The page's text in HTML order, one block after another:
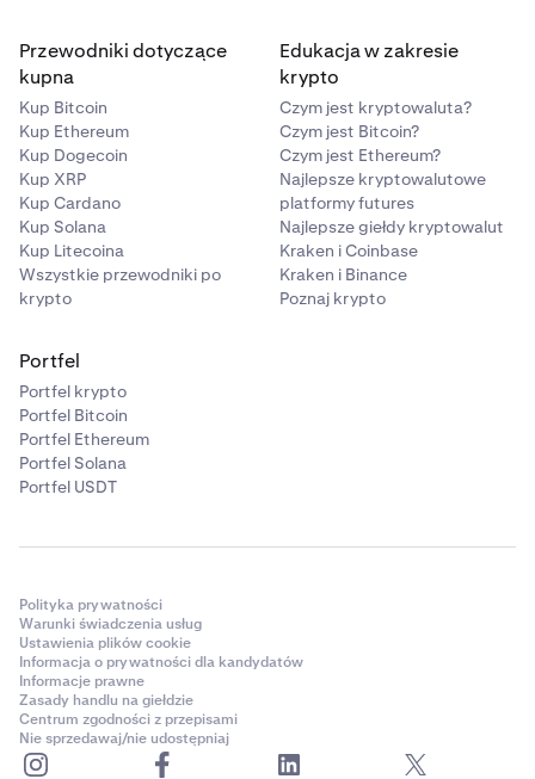
Przewodniki dotyczące
kupna
Kup Bitcoin
Kup Ethereum
Kup Dogecoin
Kup XRP
Kup Cardano
Kup Solana
Kup Litecoina
Wszystkie przewodniki po
krypto
Edukacja w zakresie
krypto
Czym jest kryptowaluta?
Czym jest Bitcoin?
Czym jest Ethereum?
Najlepsze kryptowalutowe
platformy futures
Najlepsze giełdy kryptowalut
Kraken i Coinbase
Kraken i Binance
Poznaj krypto
Portfel
Portfel krypto
Portfel Bitcoin
Portfel Ethereum
Portfel Solana
Portfel USDT
Polityka prywatności
Warunki świadczenia usług
Ustawienia plików cookie
Informacja o prywatności dla kandydatów
Informacje prawne
Zasady handlu na giełdzie
Centrum zgodności z przepisami
Nie sprzedawaj/nie udostępniaj